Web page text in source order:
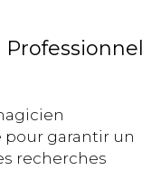
garantir un
recherches